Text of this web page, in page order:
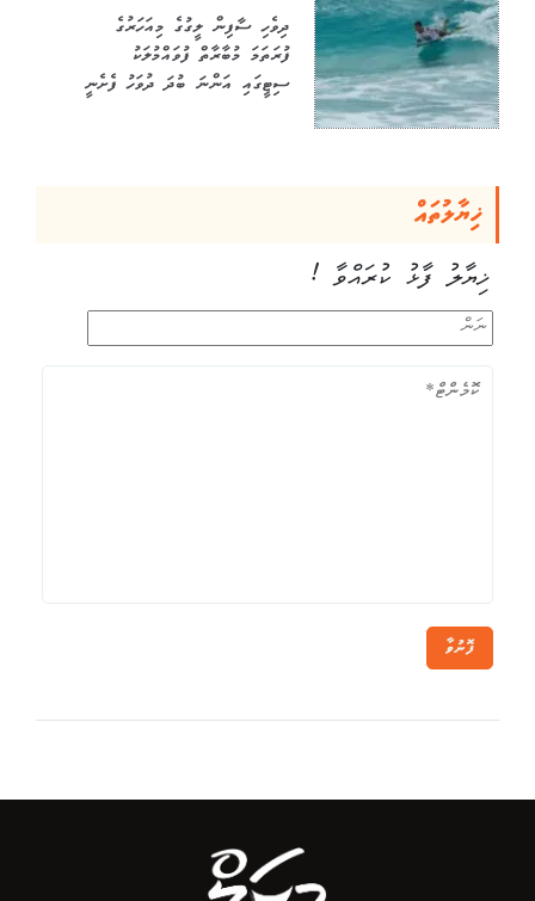
ދިވެހި ސާފިން ލީގުގެ މިއަހަރުގެ
ފުރަތަމަ މުބާރާތް ފުވައްމުލަކު
ސިޓީގައި އަންނަ ބުދަ ދުވަހު ފެށެނީ
ޚިޔާލުތައް
ޚިޔާލު ފާޅު ކުރައްވާ !
ފޮނުވާ